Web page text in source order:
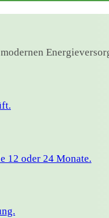
12 oder 24 Monate.